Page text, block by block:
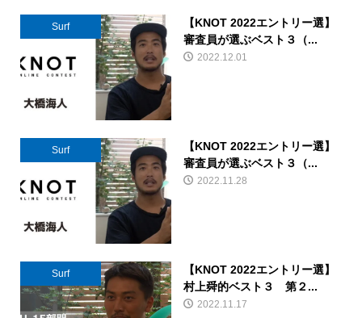
Surf
【KNOT 2022エントリー選】
審査員が選ぶベスト３（...
2022.12.01
Surf
【KNOT 2022エントリー選】
審査員が選ぶベスト３（...
2022.11.28
Surf
【KNOT 2022エントリー選】
村上舜的ベスト３ 第２...
2022.11.17